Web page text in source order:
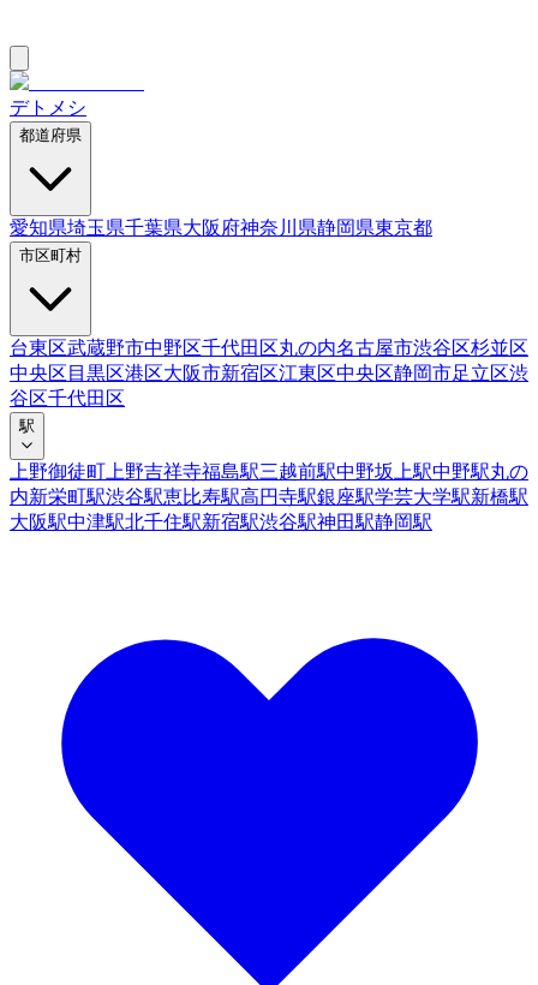
デトメシ
都道府県
愛知県埼玉県千葉県大阪府神奈川県静岡県東京都
市区町村
台東区武蔵野市中野区千代田区丸の内名古屋市渋谷区杉並区
中央区 目黒区港区大阪市新宿区江東区中央区静岡市足立区渋
谷区千代田区
駅
上野御徒町 上野吉祥寺福島駅三越前駅中野坂上駅中野駅丸の
内新栄町駅渋谷駅恵比寿駅高円寺駅銀座駅学芸大学駅新橋駅
大阪駅中津駅北千住駅新宿駅渋谷駅神田駅静岡駅